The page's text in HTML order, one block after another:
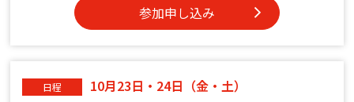
参加申し込み
日程 10月23日・24日（金・土）